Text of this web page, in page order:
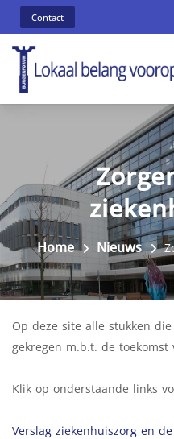
Contact
Home Nieuws
Op deze site alle stukken
gekregen m.b.t. de toekomst
Klik op onderstaande links
Verslag ziekenhuiszorg en